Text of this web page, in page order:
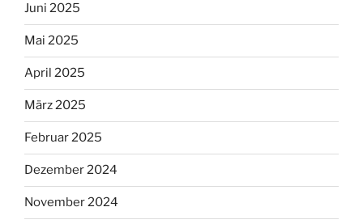
Juni 2025
Mai 2025
April 2025
März 2025
Februar 2025
Dezember 2024
November 2024